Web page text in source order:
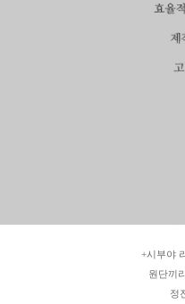
+시부야
원단끼
정